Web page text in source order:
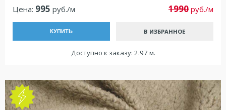
Цена: 995 руб./м 1990 руб./м
КУПИТЬ В ИЗБРАННОЕ
Доступно к заказу: 2.97 м.